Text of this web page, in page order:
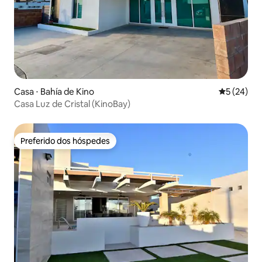
Casa ⋅ Bahía de Kino 5 de uma
5 (24)
Casa Luz de Cristal (KinoBay)
Preferido dos hóspedes
Preferido dos hóspedes